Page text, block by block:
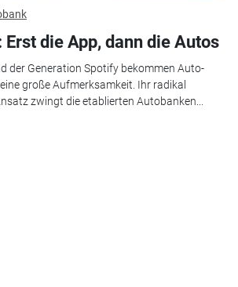
die App, dann die Autos
der Generation Spotify bekommen Auto-
große Aufmerksamkeit. Ihr radikal
zwingt die etablierten Autobanken...